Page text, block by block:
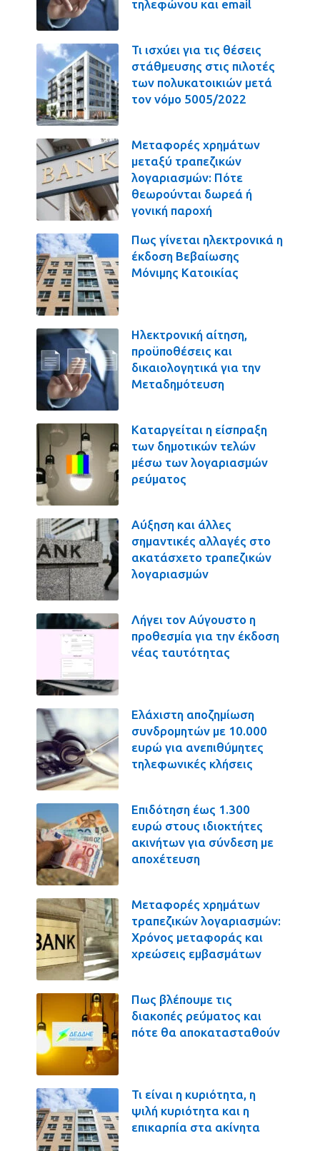
τηλεφώνου και email
Τι ισχύει για τις θέσεις
στάθμευσης στις πιλοτές
των πολυκατοικιών μετά
τον νόμο 5005/2022
Μεταφορές χρημάτων
μεταξύ τραπεζικών
λογαριασμών: Πότε
θεωρούνται δωρεά ή
γονική παροχή
Πως γίνεται ηλεκτρονικά η
έκδοση Βεβαίωσης
Μόνιμης Κατοικίας
Ηλεκτρονική αίτηση,
προϋποθέσεις και
δικαιολογητικά για την
Μεταδημότευση
Καταργείται η είσπραξη
των δημοτικών τελών
μέσω των λογαριασμών
ρεύματος
Αύξηση και άλλες
σημαντικές αλλαγές στο
ακατάσχετο τραπεζικών
λογαριασμών
Λήγει τον Αύγουστο η
προθεσμία για την έκδοση
νέας ταυτότητας
Ελάχιστη αποζημίωση
συνδρομητών με 10.000
ευρώ για ανεπιθύμητες
τηλεφωνικές κλήσεις
Επιδότηση έως 1.300
ευρώ στους ιδιοκτήτες
ακινήτων για σύνδεση με
αποχέτευση
Μεταφορές χρημάτων
τραπεζικών λογαριασμών:
Χρόνος μεταφοράς και
χρεώσεις εμβασμάτων
Πως βλέπουμε τις
διακοπές ρεύματος και
πότε θα αποκατασταθούν
Τι είναι η κυριότητα, η
ψιλή κυριότητα και η
επικαρπία στα ακίνητα